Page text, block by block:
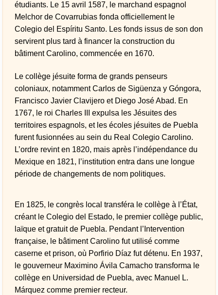
étudiants. Le 15 avril 1587, le marchand espagnol
Melchor de Covarrubias fonda officiellement le
Colegio del Espíritu Santo. Les fonds issus de son don
servirent plus tard à financer la construction du
bâtiment Carolino, commencée en 1670.
Le collège jésuite forma de grands penseurs
coloniaux, notamment Carlos de Sigüenza y Góngora,
Francisco Javier Clavijero et Diego José Abad. En
1767, le roi Charles III expulsa les Jésuites des
territoires espagnols, et les écoles jésuites de Puebla
furent fusionnées au sein du Real Colegio Carolino.
L’ordre revint en 1820, mais après l’indépendance du
Mexique en 1821, l’institution entra dans une longue
période de changements de nom politiques.
En 1825, le congrès local transféra le collège à l’État,
créant le Colegio del Estado, le premier collège public,
laïque et gratuit de Puebla. Pendant l’Intervention
française, le bâtiment Carolino fut utilisé comme
caserne et prison, où Porfirio Díaz fut détenu. En 1937,
le gouverneur Maximino Ávila Camacho transforma le
collège en Universidad de Puebla, avec Manuel L.
Márquez comme premier recteur.